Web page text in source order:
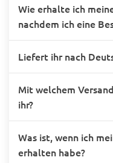
Wie erhalte ich
nachdem ich eine
Liefert ihr nach
Mit welchem
ihr?
Was ist, wenn ich
erhalten habe?